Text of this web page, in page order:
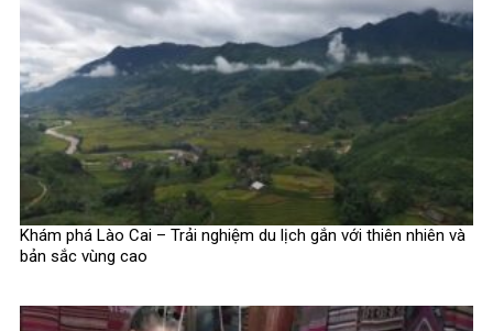
Khám phá Lào Cai – Trải nghiệm du lịch gắn với thiên nhiên và
bản sắc vùng cao